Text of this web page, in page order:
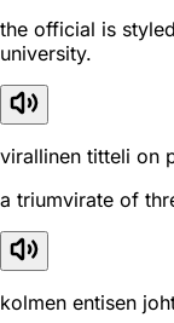
the official is
university.
virallinen titteli on
a triumvirate of
kolmen entisen